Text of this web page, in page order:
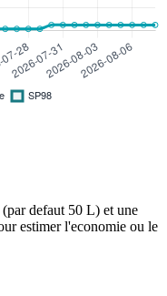
defaut 50 L) et une
estimer l'economie ou le